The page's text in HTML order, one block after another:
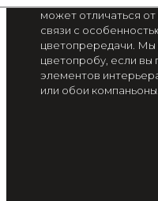
может отличаться от
связи с
цветопрередачи. Мы
цветопробу, если вы
элементов
или обои компаньоны.